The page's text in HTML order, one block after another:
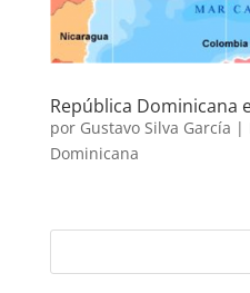
República Dominicana
por Gustavo Silva García |
Dominicana